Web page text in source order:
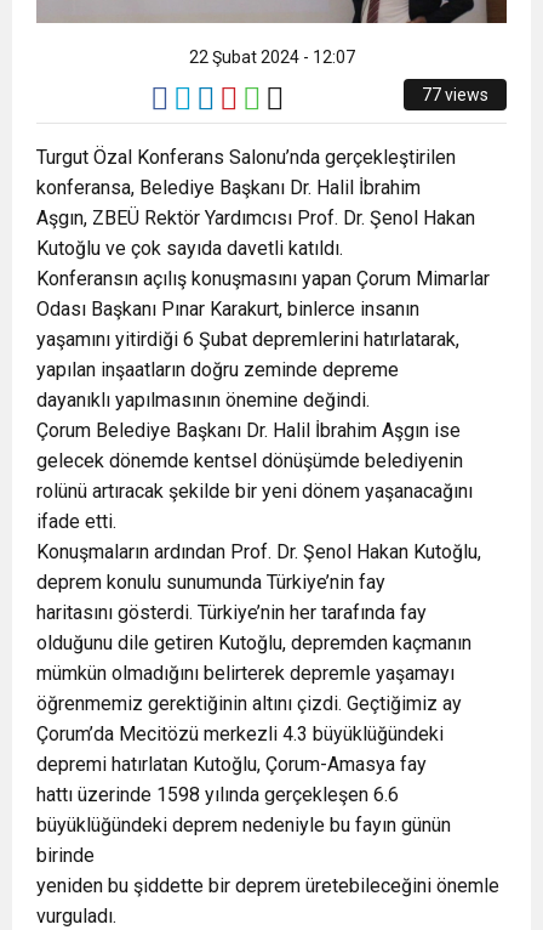
22 Şubat 2024 - 12:07
77 views
Turgut Özal Konferans Salonu’nda gerçekleştirilen
konferansa, Belediye Başkanı Dr. Halil İbrahim
Aşgın, ZBEÜ Rektör Yardımcısı Prof. Dr. Şenol Hakan
Kutoğlu ve çok sayıda davetli katıldı.
Konferansın açılış konuşmasını yapan Çorum Mimarlar
Odası Başkanı Pınar Karakurt, binlerce insanın
yaşamını yitirdiği 6 Şubat depremlerini hatırlatarak,
yapılan inşaatların doğru zeminde depreme
dayanıklı yapılmasının önemine değindi.
Çorum Belediye Başkanı Dr. Halil İbrahim Aşgın ise
gelecek dönemde kentsel dönüşümde belediyenin
rolünü artıracak şekilde bir yeni dönem yaşanacağını
ifade etti.
Konuşmaların ardından Prof. Dr. Şenol Hakan Kutoğlu,
deprem konulu sunumunda Türkiye’nin fay
haritasını gösterdi. Türkiye’nin her tarafında fay
olduğunu dile getiren Kutoğlu, depremden kaçmanın
mümkün olmadığını belirterek depremle yaşamayı
öğrenmemiz gerektiğinin altını çizdi. Geçtiğimiz ay
Çorum’da Mecitözü merkezli 4.3 büyüklüğündeki
depremi hatırlatan Kutoğlu, Çorum-Amasya fay
hattı üzerinde 1598 yılında gerçekleşen 6.6
büyüklüğündeki deprem nedeniyle bu fayın günün
birinde
yeniden bu şiddette bir deprem üretebileceğini önemle
vurguladı.